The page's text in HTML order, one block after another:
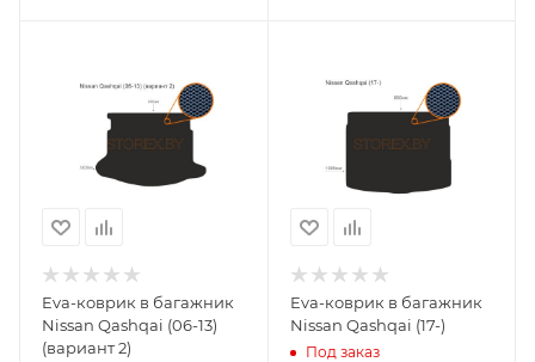
Eva-коврик в багажник
Nissan Qashqai (06-13)
(вариант 2)
Eva-коврик в багажник
Nissan Qashqai (17-)
Под заказ